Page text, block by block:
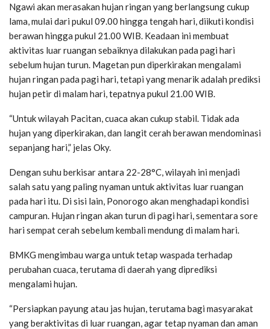
Ngawi akan merasakan hujan ringan yang berlangsung cukup
lama, mulai dari pukul 09.00 hingga tengah hari, diikuti kondisi
berawan hingga pukul 21.00 WIB. Keadaan ini membuat
aktivitas luar ruangan sebaiknya dilakukan pada pagi hari
sebelum hujan turun. Magetan pun diperkirakan mengalami
hujan ringan pada pagi hari, tetapi yang menarik adalah prediksi
hujan petir di malam hari, tepatnya pukul 21.00 WIB.
“Untuk wilayah Pacitan, cuaca akan cukup stabil. Tidak ada
hujan yang diperkirakan, dan langit cerah berawan mendominasi
sepanjang hari,” jelas Oky.
Dengan suhu berkisar antara 22-28°C, wilayah ini menjadi
salah satu yang paling nyaman untuk aktivitas luar ruangan
pada hari itu. Di sisi lain, Ponorogo akan menghadapi kondisi
campuran. Hujan ringan akan turun di pagi hari, sementara sore
hari sempat cerah sebelum kembali mendung di malam hari.
BMKG mengimbau warga untuk tetap waspada terhadap
perubahan cuaca, terutama di daerah yang diprediksi
mengalami hujan.
“Persiapkan payung atau jas hujan, terutama bagi masyarakat
yang beraktivitas di luar ruangan, agar tetap nyaman dan aman